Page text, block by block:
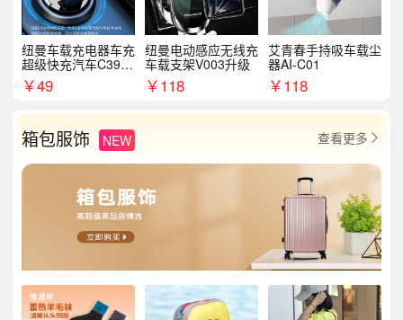
纽曼车载充电器车充
超级快充汽车C39提
手拉环
￥49
纽曼电动感应无线充
车载支架V003升级
￥118
艾青春手持吸车载尘
器AI-C01
￥118
箱包服饰 NEW 查看更多 